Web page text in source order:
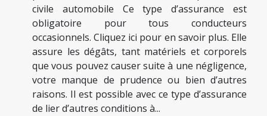
civile automobile Ce type d’assurance est
obligatoire pour tous conducteurs
occasionnels. Cliquez ici pour en savoir plus. Elle
assure les dégâts, tant matériels et corporels
que vous pouvez causer suite à une négligence,
votre manque de prudence ou bien d’autres
raisons. Il est possible avec ce type d’assurance
de lier d’autres conditions à...